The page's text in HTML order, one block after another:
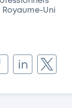
Uni
in